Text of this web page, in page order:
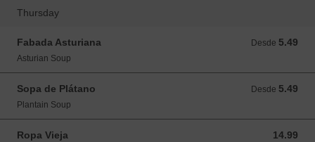
Thursday
Fabada Asturiana Desde 5.49
Desde 5.49 USD
Asturian Soup
Sopa de Plátano Desde 5.49
Desde 5.49 USD
Plantain Soup
Ropa Vieja 14.99
14.99 USD